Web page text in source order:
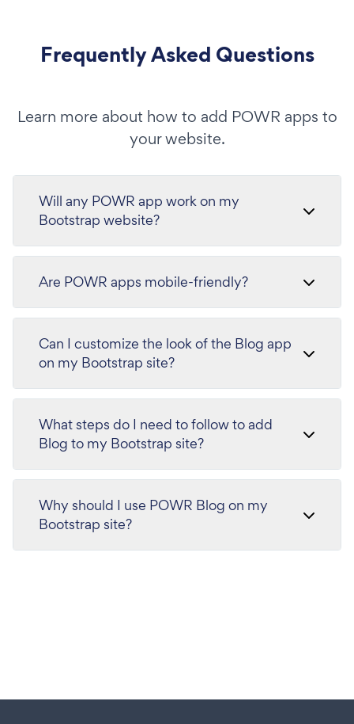
Frequently Asked Questions
Learn more about how to add POWR apps to
your website.
Will any POWR app work on my
Bootstrap website?
Are POWR apps mobile-friendly?
Can I customize the look of the Blog app
on my Bootstrap site?
What steps do I need to follow to add
Blog to my Bootstrap site?
Why should I use POWR Blog on my
Bootstrap site?